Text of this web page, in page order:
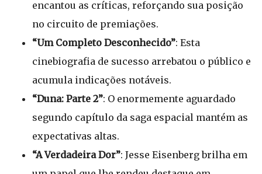
encantou as críticas, reforçando sua posição
no circuito de premiações.
“Um Completo Desconhecido”: Esta
cinebiografia de sucesso arrebatou o público e
acumula indicações notáveis.
“Duna: Parte 2”: O enormemente aguardado
segundo capítulo da saga espacial mantém as
expectativas altas.
“A Verdadeira Dor”: Jesse Eisenberg brilha em